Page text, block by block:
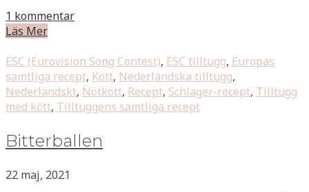
1 kommentar
Läs Mer
ESC (Eurovision Song Contest), ESC tilltugg, Europas
samtliga recept, Kött, Nederländska tilltugg,
Nederländskt, Nötkött, Recept, Schlager-recept, Tilltugg
med kött, Tilltuggens samtliga recept
Bitterballen
22 maj, 2021